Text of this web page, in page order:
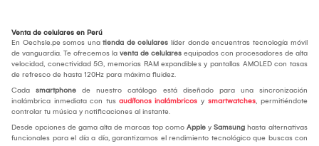
Venta de celulares en Perú
En Oechsle.pe somos una tienda de celulares líder donde encuentras tecnología móvil
de vanguardia. Te ofrecemos la venta de celulares equipados con procesadores de alta
velocidad, conectividad 5G, memorias RAM expandibles y pantallas AMOLED con tasas
de refresco de hasta 120Hz para máxima fluidez.
Cada smartphone de nuestro catálogo está diseñado para una sincronización
inalámbrica inmediata con tus audífonos inalámbricos y smartwatches, permitiéndote
controlar tu música y notificaciones al instante.
Desde opciones de gama alta de marcas top como Apple y Samsung hasta alternativas
funcionales para el día a día, garantizamos el rendimiento tecnológico que buscas con